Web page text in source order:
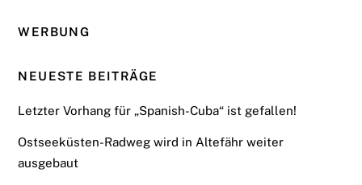
WERBUNG
NEUESTE BEITRÄGE
Letzter Vorhang für „Spanish-Cuba“ ist gefallen!
Ostseeküsten-Radweg wird in Altefähr weiter
ausgebaut